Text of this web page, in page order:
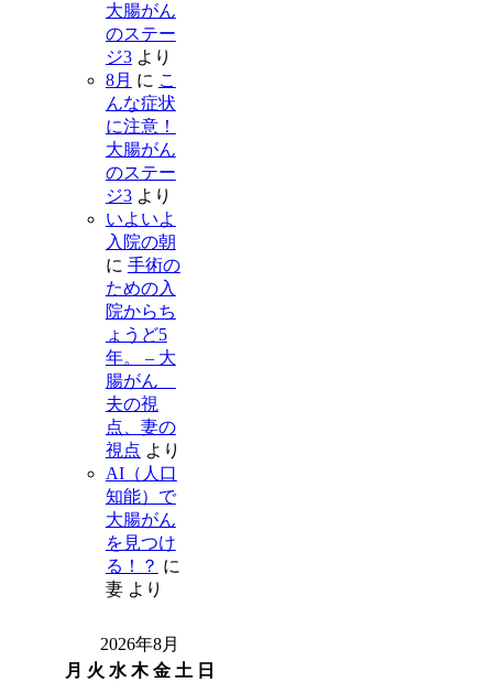
大腸がん
のステー
ジ3より
8月 に こ
んな症状
に注意！
大腸がん
のステー
ジ3より
いよいよ
入院の朝
に 手術の
ための入
院からち
ょうど5
年。 – 大
腸がん
夫の視
点、妻の
視点 より
AI（人口
知能）で
大腸がん
を見つけ
る！？ に
妻より
2026年8月
月 火 水 木 金 土 日